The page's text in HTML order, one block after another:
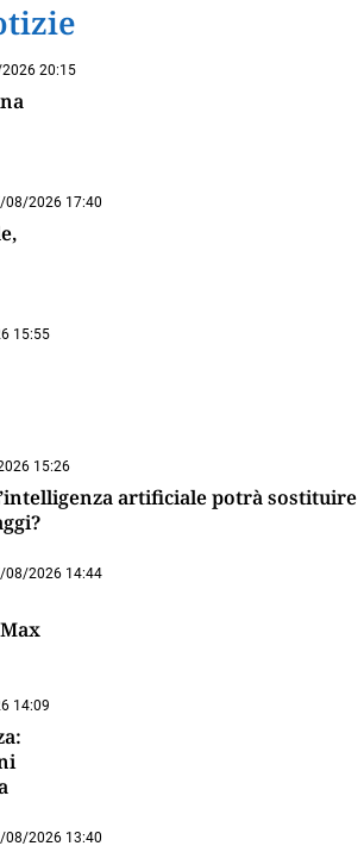
20:15
08/2026 17:40
15:55
15:26
artificiale potrà sostituire
08/2026 14:44
14:09
08/2026 13:40